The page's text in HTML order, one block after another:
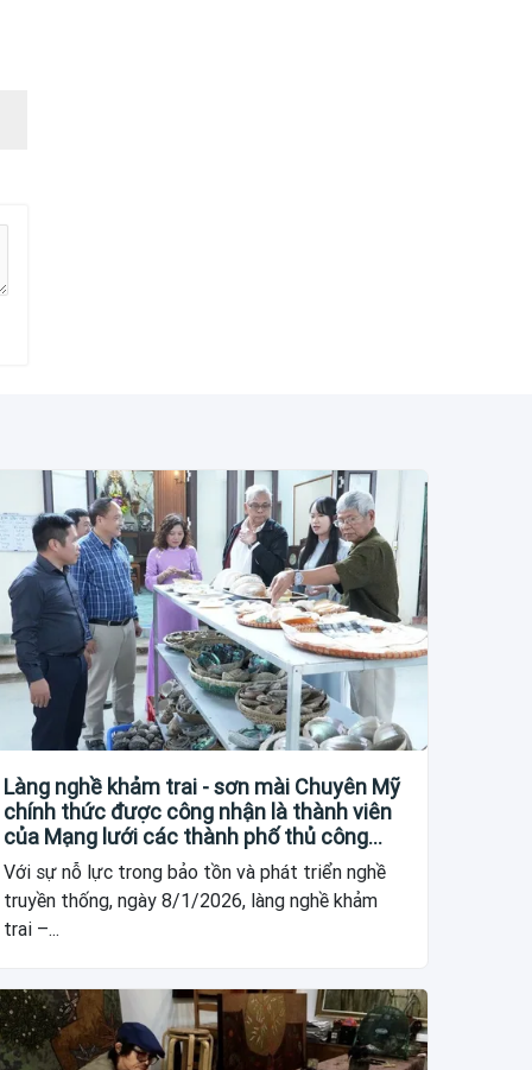
Làng nghề khảm trai - sơn mài Chuyên Mỹ
chính thức được công nhận là thành viên
của Mạng lưới các thành phố thủ công
sáng tạo thế giới
Với sự nỗ lực trong bảo tồn và phát triển nghề
truyền thống, ngày 8/1/2026, làng nghề khảm
trai –...